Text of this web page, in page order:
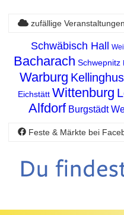
zufällige Veranstaltungen
Schwäbisch Hall
Bacharach Schwepnitz
Warburg
Eichstätt Wittenburg
Alfdorf Burgstädt
Feste & Märkte bei